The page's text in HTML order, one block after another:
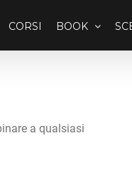
CORSI BOOK
a qualsiasi